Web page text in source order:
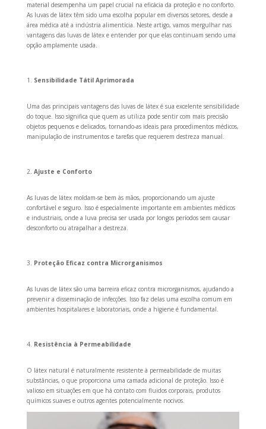
material desempenha um papel crucial na eficácia da proteção e no conforto.
As luvas de látex têm sido uma escolha popular em diversos setores, desde a
área médica até a indústria alimentícia. Neste artigo, vamos mergulhar nas
vantagens das luvas de látex e entender por que elas continuam sendo uma
opção amplamente usada.
Sensibilidade Tátil Aprimorada
Uma das principais vantagens das luvas de látex é sua excelente sensibilidade
do toque. Isso significa que quem as utiliza pode sentir com mais precisão
objetos pequenos e delicados, tornando-as ideais para procedimentos médicos,
manipulação de instrumentos e tarefas que requerem destreza manual.
Ajuste e Conforto
As luvas de látex moldam-se bem às mãos, proporcionando um ajuste
confortável e seguro. Isso é especialmente importante em ambientes médicos
e industriais, onde a luva precisa ser usada por longos períodos sem causar
desconforto ou atrapalhar a destreza.
Proteção Eficaz contra Microrganismos
As luvas de látex são uma barreira eficaz contra microrganismos, ajudando a
prevenir a disseminação de infecções. Isso faz delas uma escolha comum em
ambientes hospitalares e laboratoriais, onde a higiene é fundamental.
Resistência à Permeabilidade
O látex natural é naturalmente resistente à permeabilidade de muitas
substâncias, o que proporciona uma camada adicional de proteção. Isso é
valioso em situações em que há contato com fluidos corporais, produtos
químicos suaves e outros agentes potencialmente nocivos.